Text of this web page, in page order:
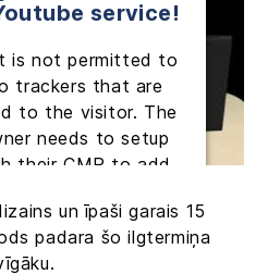
service!
is not permitted to
trackers that are
to the visitor. The
needs to setup
their CMP to add
used.
Consent
un īpaši garais 15
padara šo ilgtermiņa